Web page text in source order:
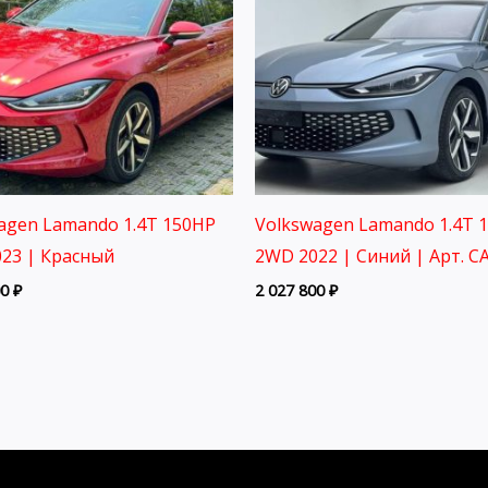
Lamando 1.4T 150HP
| Красный
₽
Volkswagen Lamando 1.4T
2WD 2022 | Синий | Арт.
2 027 800₽